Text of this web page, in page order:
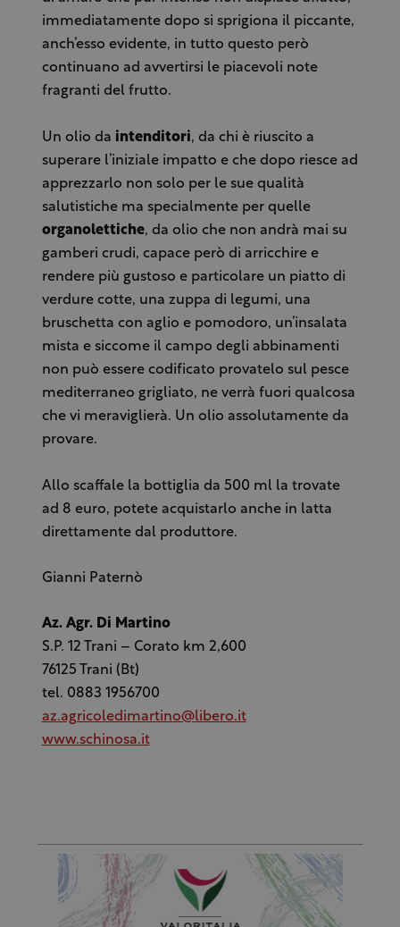
immediatamente dopo si sprigiona il piccante,
anch’esso evidente, in tutto questo però
continuano ad avvertirsi le piacevoli note
fragranti del frutto.
Un olio da intenditori, da chi è riuscito a
superare l’iniziale impatto e che dopo riesce ad
apprezzarlo non solo per le sue qualità
salutistiche ma specialmente per quelle
organolettiche, da olio che non andrà mai su
gamberi crudi, capace però di arricchire e
rendere più gustoso e particolare un piatto di
verdure cotte, una zuppa di legumi, una
bruschetta con aglio e pomodoro, un’insalata
mista e siccome il campo degli abbinamenti
non può essere codificato provatelo sul pesce
mediterraneo grigliato, ne verrà fuori qualcosa
che vi meraviglierà. Un olio assolutamente da
provare.
Allo scaffale la bottiglia da 500 ml la trovate
ad 8 euro, potete acquistarlo anche in latta
direttamente dal produttore.
Gianni Paternò
Az. Agr. Di Martino
S.P. 12 Trani – Corato km 2,600
76125 Trani (Bt)
tel. 0883 1956700
az.agricoledimartino@libero.it
www.schinosa.it